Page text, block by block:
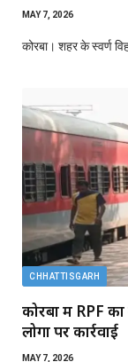
MAY 7, 2026
कोरबा। शहर के स्वर्ण
CHHATTISGARH
कोरबा में RPF
लोगों पर कार्रवाई
MAY 7, 2026